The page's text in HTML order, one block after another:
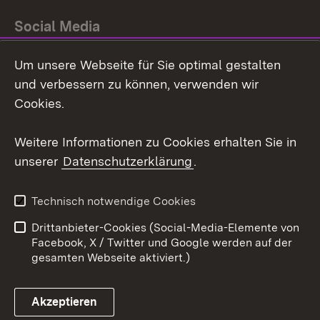
Social Media
Facebook
Link zum Landesportal
Barrierefreiheit
Kontakt
Cookies
Um unsere Webseite für Sie optimal gestalten
und verbessern zu können, verwenden wir
Cookies.
Weitere Informationen zu Cookies erhalten Sie in
unserer Datenschutzerklärung.
Technisch notwendige Cookies
Drittanbieter-Cookies (Social-Media-Elemente von
Facebook, X / Twitter und Google werden auf der
gesamten Webseite aktiviert.)
Akzeptieren